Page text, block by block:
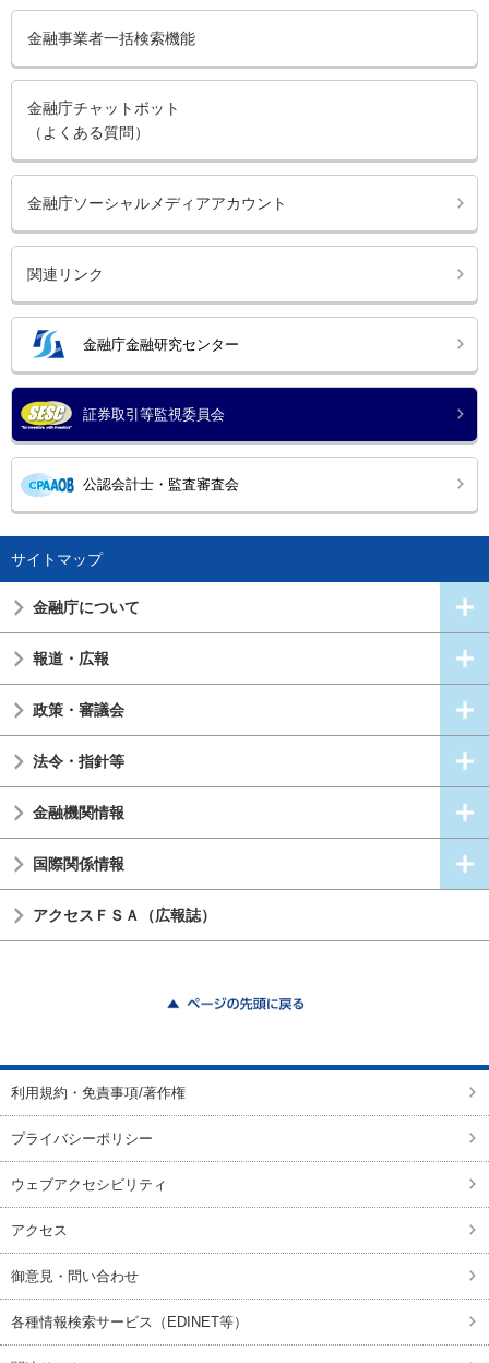
金融事業者一括検索機能
金融庁チャットボット
（よくある質問）
金融庁ソーシャルメディアアカウント
関連リンク
金融庁金融研究センター
証券取引等監視委員会
公認会計士・監査審査会
サイトマップ
金融庁について
報道・広報
政策・審議会
法令・指針等
金融機関情報
国際関係情報
アクセスＦＳＡ（広報誌）
利用規約・免責事項/著作権
プライバシーポリシー
ウェブアクセシビリティ
アクセス
御意見・問い合わせ
各種情報検索サービス（EDINET等）